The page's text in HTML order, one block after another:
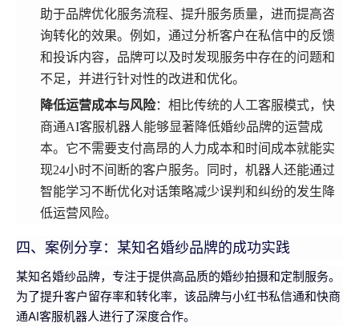
助于品牌优化服务流程、提升服务质量，进而提高咨
询转化的效果。例如，通过分析客户在私信中的反馈
和投诉内容，品牌可以及时发现服务中存在的问题和
不足，并进行针对性的改进和优化。
降低运营成本与风险：相比传统的人工客服模式，快
商通AI客服机器人能够显著降低婚纱品牌的运营成
本。它不需要支付高昂的人力成本和时间成本就能实
现24小时不间断的客户服务。同时，机器人还能通过
智能学习不断优化对话策略减少误判和纠纷的发生降
低运营风险。
四、案例分享：某知名婚纱品牌的成功实践
某知名婚纱品牌，专注于提供高品质的婚纱拍摄和定制服务。
为了提升客户留存率和转化率，该品牌与小红书私信通和快商
通AI客服机器人进行了深度合作。